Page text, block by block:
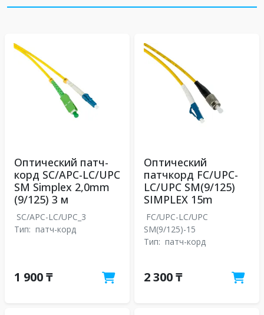
Оптический патч-
корд SC/APC-LC/UPC
SM Simplex 2,0mm
(9/125) 3 м
SC/APC-LC/UPC_3
Тип: патч-корд
1 900 ₸
Оптический
патчкорд FC/UPC-
LC/UPC SM(9/125)
SIMPLEX 15m
FC/UPC-LC/UPC
SM(9/125)-15
Тип: патч-корд
2 300 ₸